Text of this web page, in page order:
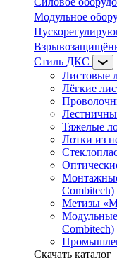
Модульное
Стиль ДКС
Листовые
Лёгкие
Тяжелые
Лотки из
Combitech)
Метизы
Combitech)
Скачать каталог